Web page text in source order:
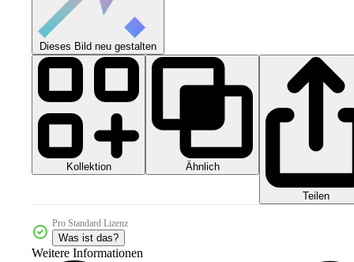
Dieses Bild neu gestalten
Kollektion Ähnlich
Teilen
Pro Standard Lizenz
Was ist das?
Weitere Informationen